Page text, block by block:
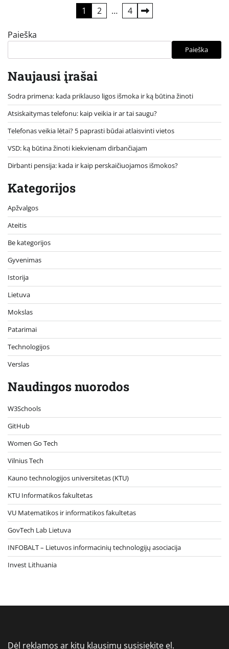
puslapiavimas
1 2 … 4
Paieška
Paieška
Naujausi įrašai
Sodra primena: kada priklauso ligos išmoka ir ką būtina žinoti
Atsiskaitymas telefonu: kaip veikia ir ar tai saugu?
Telefonas veikia lėtai? 5 paprasti būdai atlaisvinti vietos
VSD: ką būtina žinoti kiekvienam dirbančiajam
Dirbanti pensija: kada ir kaip perskaičiuojamos išmokos?
Kategorijos
Apžvalgos
Ateitis
Be kategorijos
Gyvenimas
Istorija
Lietuva
Mokslas
Patarimai
Technologijos
Verslas
Naudingos nuorodos
W3Schools
GitHub
Women Go Tech
Vilnius Tech
Kauno technologijos universitetas (KTU)
KTU Informatikos fakultetas
VU Matematikos ir informatikos fakultetas
GovTech Lab Lietuva
INFOBALT – Lietuvos informacinių technologijų asociacija
Invest Lithuania
Dėl reklamos ar kitų klausimų susisiekite el.